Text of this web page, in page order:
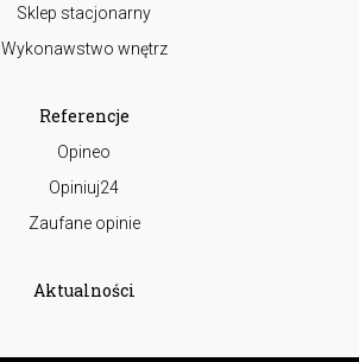
Sklep stacjonarny
Wykonawstwo wnętrz
Referencje
Opineo
Opiniuj24
Zaufane opinie
Aktualności